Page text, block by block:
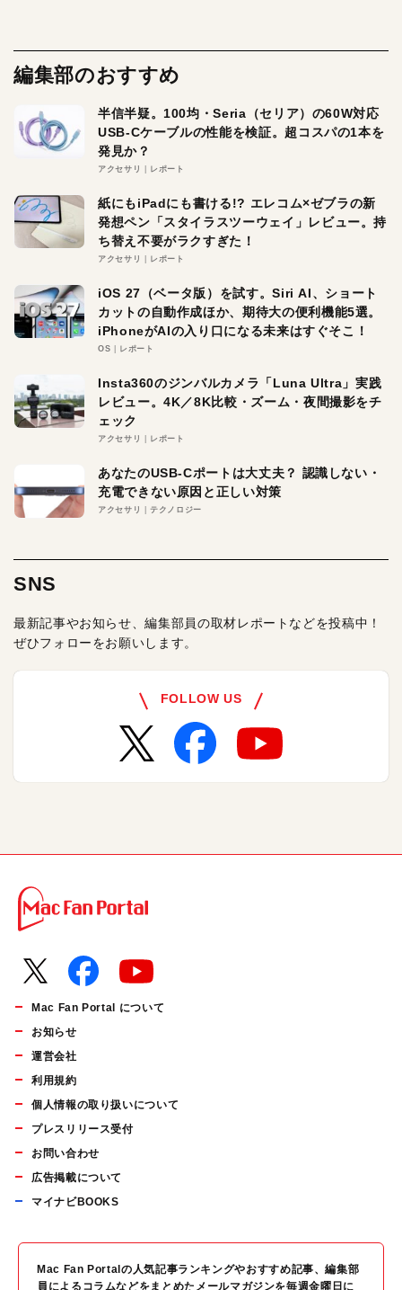
編集部のおすすめ
半信半疑。100均・Seria（セリア）の60W対応
USB-Cケーブルの性能を検証。超コスパの1本を
発見か？
アクセサリ レポート
紙にもiPadにも書ける!? エレコム×ゼブラの新
発想ペン「スタイラスツーウェイ」レビュー。持
ち替え不要がラクすぎた！
アクセサリ レポート
iOS 27（ベータ版）を試す。Siri AI、ショート
カットの自動作成ほか、期待大の便利機能5選。
iPhoneがAIの入り口になる未来はすぐそこ！
OS レポート
Insta360のジンバルカメラ「Luna Ultra」実践
レビュー。4K／8K比較・ズーム・夜間撮影をチ
ェック
アクセサリ レポート
あなたのUSB-Cポートは大丈夫？ 認識しない・
充電できない原因と正しい対策
アクセサリ テクノロジー
SNS
最新記事やお知らせ、編集部員の取材レポートなどを投稿中！
ぜひフォローをお願いします。
FOLLOW US
Mac Fan Portal について
お知らせ
運営会社
利用規約
個人情報の取り扱いについて
プレスリリース受付
お問い合わせ
広告掲載について
マイナビBOOKS
Mac Fan Portalの人気記事ランキングやおすすめ記事、編集部
員によるコラムなどをまとめたメールマガジンを毎週金曜日に